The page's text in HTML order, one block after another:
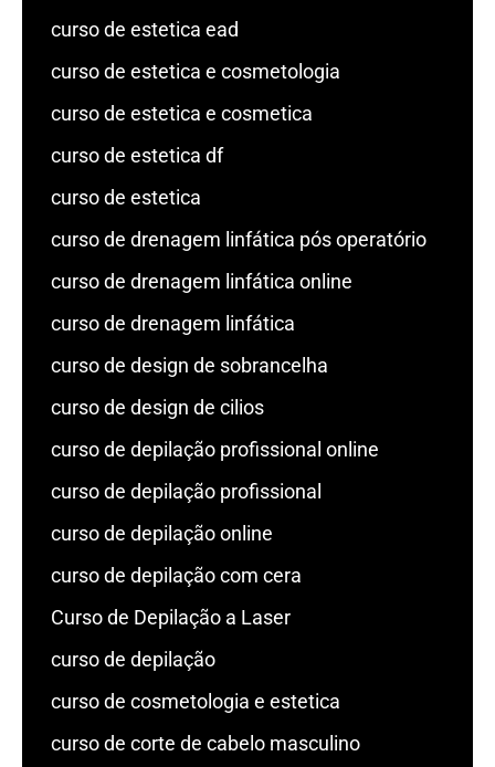
curso de estetica ead
curso de estetica e cosmetologia
curso de estetica e cosmetica
curso de estetica df
curso de estetica
curso de drenagem linfática pós operatório
curso de drenagem linfática online
curso de drenagem linfática
curso de design de sobrancelha
curso de design de cilios
curso de depilação profissional online
curso de depilação profissional
curso de depilação online
curso de depilação com cera
Curso de Depilação a Laser
curso de depilação
curso de cosmetologia e estetica
curso de corte de cabelo masculino